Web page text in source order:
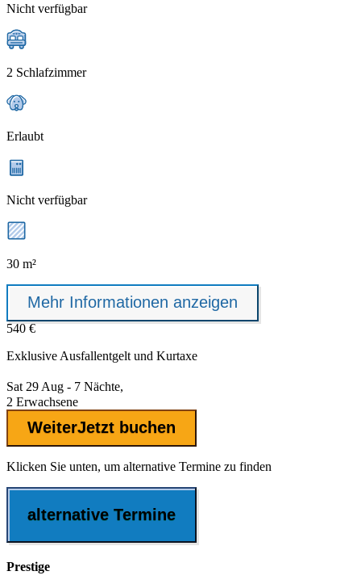
Nicht verfügbar
2 Schlafzimmer
Erlaubt
Nicht verfügbar
30 m²
Mehr Informationen anzeigen
540 €
Exklusive Ausfallentgelt und Kurtaxe
Sat 29 Aug - 7 Nächte,
2 Erwachsene
WeiterJetzt buchen
Klicken Sie unten, um alternative Termine zu finden
alternative Termine
Prestige